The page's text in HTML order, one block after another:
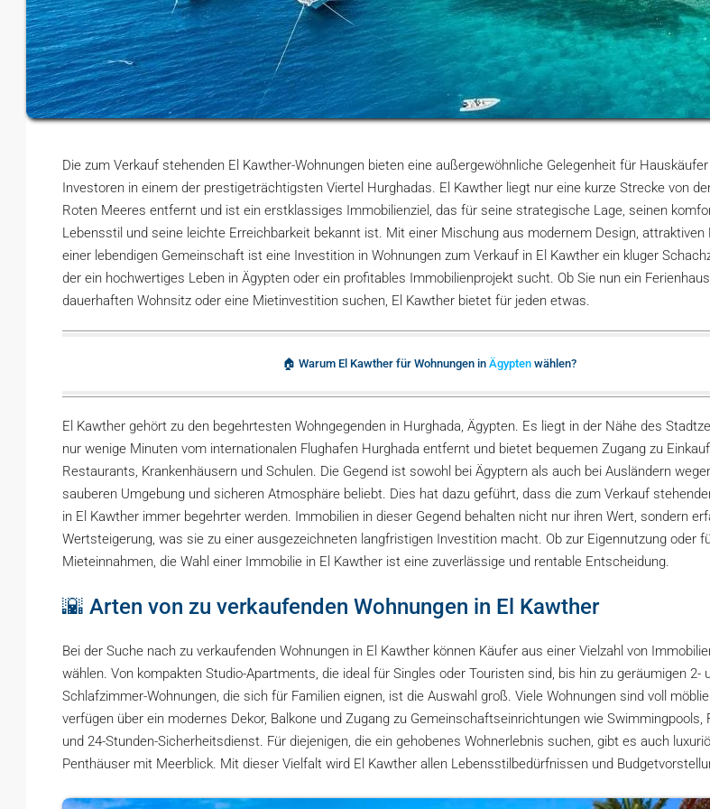
Die zum Verkauf stehenden El Kawther-Wohnungen bieten eine außergewöhnliche Gelegenheit für
Investoren in einem der prestigeträchtigsten Viertel Hurghadas. El Kawther liegt nur eine kurze Strecke von
Roten Meeres entfernt und ist ein erstklassiges Immobilienziel, das für seine strategische Lage, seinen
Lebensstil und seine leichte Erreichbarkeit bekannt ist. Mit einer Mischung aus modernem Design, attraktiven
einer lebendigen Gemeinschaft ist eine Investition in Wohnungen zum Verkauf in El Kawther ein kluger
der ein hochwertiges Leben in Ägypten oder ein profitables Immobilienprojekt sucht. Ob Sie nun ein
dauerhaften Wohnsitz oder eine Mietinvestition suchen, El Kawther bietet für jeden etwas.
🏠 Warum El Kawther für Wohnungen in Ägyptenwählen?
El Kawther gehört zu den begehrtesten Wohngegenden in Hurghada, Ägypten. Es liegt in der Nähe des
nur wenige Minuten vom internationalen Flughafen Hurghada entfernt und bietet bequemen Zugang zu
Restaurants, Krankenhäusern und Schulen. Die Gegend ist sowohl bei Ägyptern als auch bei Ausländern
sauberen Umgebung und sicheren Atmosphäre beliebt. Dies hat dazu geführt, dass die zum Verkauf
in El Kawther immer begehrter werden. Immobilien in dieser Gegend behalten nicht nur ihren Wert, sondern
Wertsteigerung, was sie zu einer ausgezeichneten langfristigen Investition macht. Ob zur Eigennutzung oder
Mieteinnahmen, die Wahl einer Immobilie in El Kawther ist eine zuverlässige und rentable Entscheidung.
🌇 Arten von zu verkaufenden Wohnungen in El Kawther
Bei der Suche nach zu verkaufenden Wohnungen in El Kawther können Käufer aus einer Vielzahl von
wählen. Von kompakten Studio-Apartments, die ideal für Singles oder Touristen sind, bis hin zu geräumigen 2-
Schlafzimmer-Wohnungen, die sich für Familien eignen, ist die Auswahl groß. Viele Wohnungen sind voll
verfügen über ein modernes Dekor, Balkone und Zugang zu Gemeinschaftseinrichtungen wie Swimmingpools,
und 24-Stunden-Sicherheitsdienst. Für diejenigen, die ein gehobenes Wohnerlebnis suchen, gibt es auch
Penthäuser mit Meerblick. Mit dieser Vielfalt wird El Kawther allen Lebensstilbedürfnissen und